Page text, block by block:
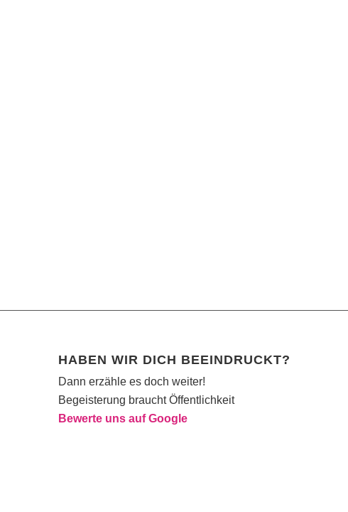
HABEN WIR DICH BEEINDRUCKT?
Dann erzähle es doch weiter!
Begeisterung braucht Öffentlichkeit
Bewerte uns auf Google